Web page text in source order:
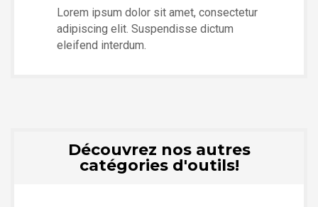
Lorem ipsum dolor sit amet, consectetur
adipiscing elit. Suspendisse dictum
eleifend interdum.
Découvrez nos autres
catégories d'outils!